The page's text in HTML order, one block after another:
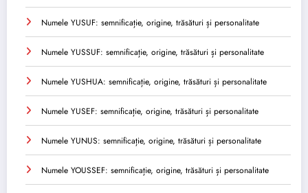
Numele YUSUF: semnificație, origine, trăsături și personalitate
Numele YUSSUF: semnificație, origine, trăsături și personalitate
Numele YUSHUA: semnificație, origine, trăsături și personalitate
Numele YUSEF: semnificație, origine, trăsături și personalitate
Numele YUNUS: semnificație, origine, trăsături și personalitate
Numele YOUSSEF: semnificație, origine, trăsături și personalitate